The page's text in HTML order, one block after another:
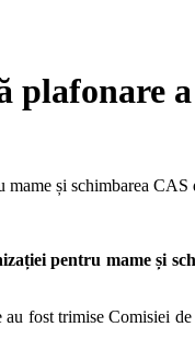
plafonare
și schimbarea CAS
pentru mame și
fost trimise Comisiei